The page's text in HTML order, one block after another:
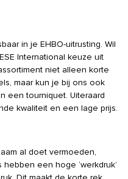
in je EHBO-uitrusting. Wil
International keuze uit
niet alleen korte
maar kun je bij ons ook
een tourniquet. Uiteraard
kwaliteit en een lage prijs.
al doet vermoeden,
een hoge ‘werkdruk’